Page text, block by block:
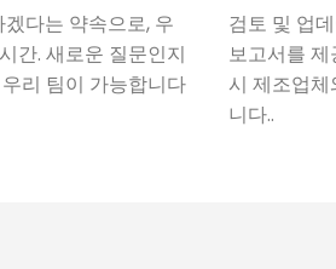
다는 약속으로, 우
간. 새로운 질문인지
리 팀이 가능합니다
검토 및 업
보고서를
시 제조업
니다..